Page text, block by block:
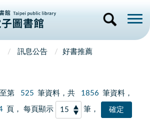
訊息公告 好書推薦
至第 525 筆資料，共 1856 筆資料，
頁， 每頁顯示 筆，